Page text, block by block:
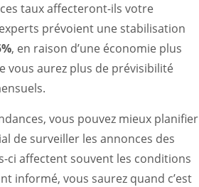
taux affecteront-ils votre
experts prévoient une stabilisation
, en raison d’une économie plus
vous aurez plus de prévisibilité
vous pouvez mieux planifier
de surveiller les annonces des
ci affectent souvent les conditions
informé, vous saurez quand c’est